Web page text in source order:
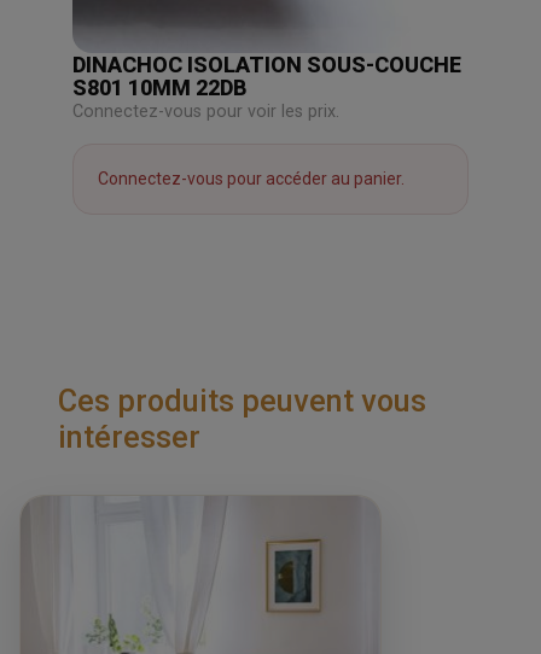
DINACHOC ISOLATION SOUS-COUCHE
S801 10MM 22DB
Connectez-vous pour voir les prix.
Connectez-vous pour accéder au panier.
Ces produits peuvent vous
intéresser